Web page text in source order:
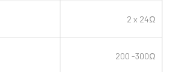
2 x 24Ω
200 -300Ω